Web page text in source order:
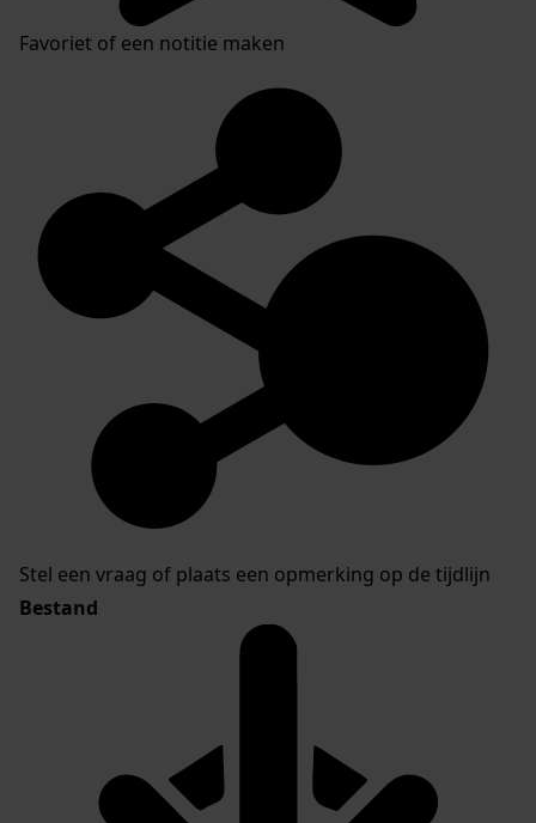
Favoriet of een notitie maken
Stel een vraag of plaats een opmerking op de tijdlijn
Bestand